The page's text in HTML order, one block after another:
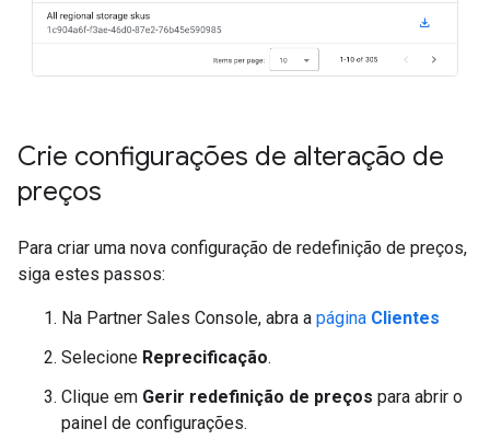
Crie configurações de alteração de
preços
Para criar uma nova configuração de redefinição de preços,
siga estes passos:
Na Partner Sales Console, abra a página Clientes
Selecione Reprecificação.
Clique em Gerir redefinição de preços para abrir o
painel de configurações.